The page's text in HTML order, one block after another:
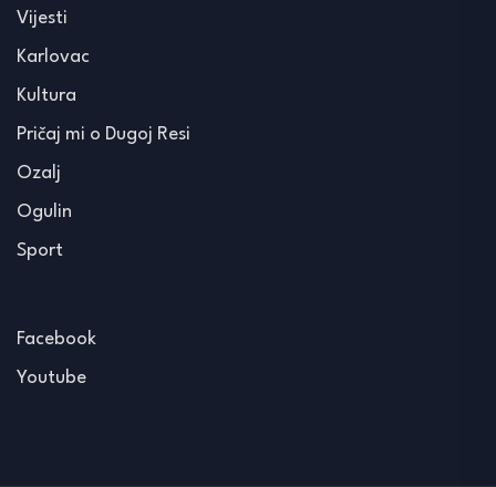
Vijesti
Karlovac
Kultura
Pričaj mi o Dugoj Resi
Ozalj
Ogulin
Sport
Facebook
Youtube